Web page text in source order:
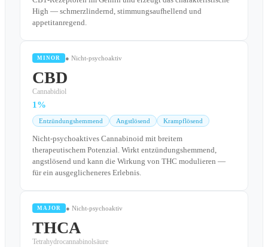
High — schmerzlindernd, stimmungsaufhellend und
appetitanregend.
MINOR ● Nicht-psychoaktiv
CBD
Cannabidiol
1%
Entzündungshemmend Angstlösend Krampflösend
Nicht-psychoaktives Cannabinoid mit breitem
therapeutischem Potenzial. Wirkt entzündungshemmend,
angstlösend und kann die Wirkung von THC modulieren —
für ein ausgeglicheneres Erlebnis.
MAJOR ● Nicht-psychoaktiv
THCA
Tetrahydrocannabinolsäure